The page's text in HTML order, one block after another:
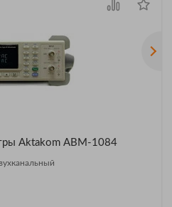
Aktakom АВМ-1084